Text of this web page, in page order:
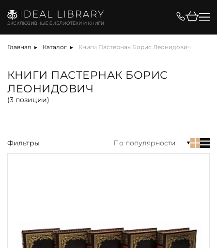
Главная Каталог Книги Пастернак Борис Леонидович
КНИГИ ПАСТЕРНАК БОРИС
ЛЕОНИДОВИЧ
(3 позиции)
Цена, ₽
Вид
акция
Показать еще
Фильтры По популярности